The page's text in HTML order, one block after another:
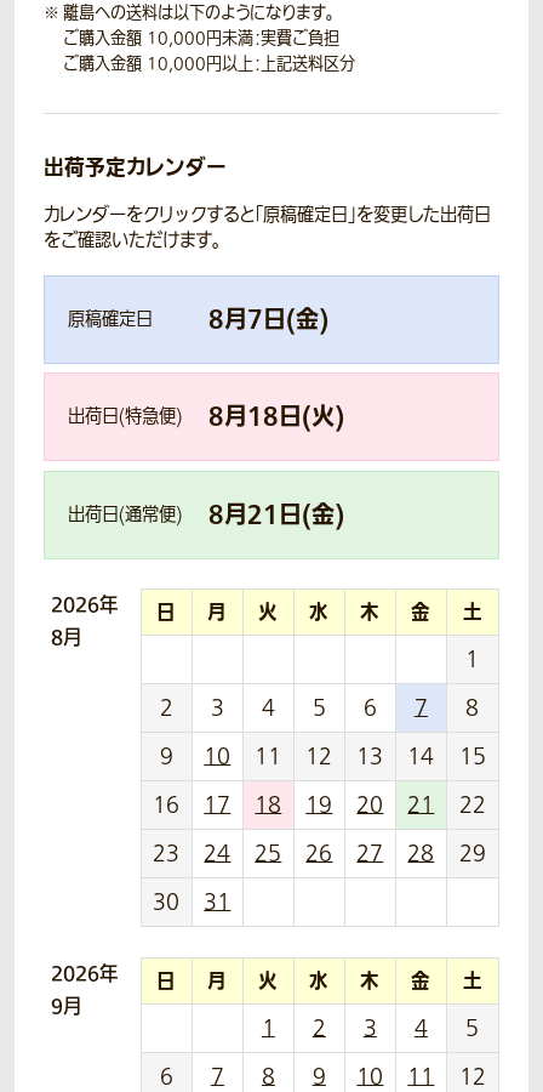
離島への送料は以下のようになります。
ご購入金額 10,000円未満：実費ご負担
ご購入金額 10,000円以上：上記送料区分
出荷予定カレンダー
カレンダーをクリックすると「原稿確定日」を変更した出荷日
をご確認いただけます。
原稿確定日 8月7日(金)
出荷日(特急便) 8月18日(火)
出荷日(通常便) 8月21 日(金)
2026年
8月
日 月 火 水 木 金 土
1
2
3 4 5 6 7
8
9
10 11 12 13 14
15
16
17 18 19 20 21
22
23
24 25 26 27 28
29
30
31
2026年
9月
日 月 火 水 木 金 土
1 2 3 4
5
6
7 8 9 10 11
12